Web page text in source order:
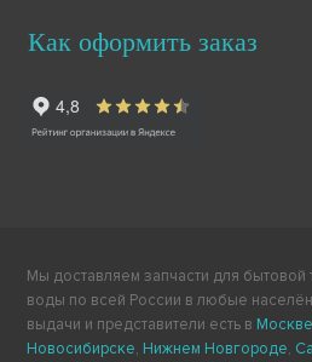
Как оформить заказ
Мы доставляем запчасти для бытовой
воды по всей России в любые
выдачи и представители есть в Москве
Новосибирске, Нижнем Новгороде,